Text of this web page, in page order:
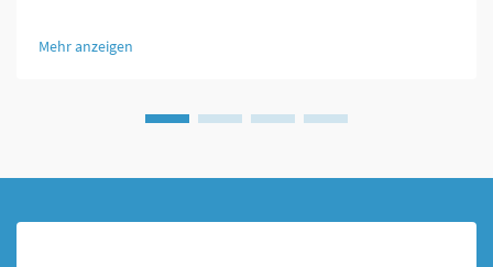
diese Orthesen besonders auszeichnet, ist ...
Mehr anzeigen